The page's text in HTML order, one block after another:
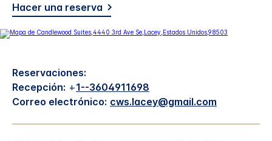
Hacer una reserva
Reservaciones:
Recepción: +1--3604911698
Correo electrónico: cws.lacey@gmail.com